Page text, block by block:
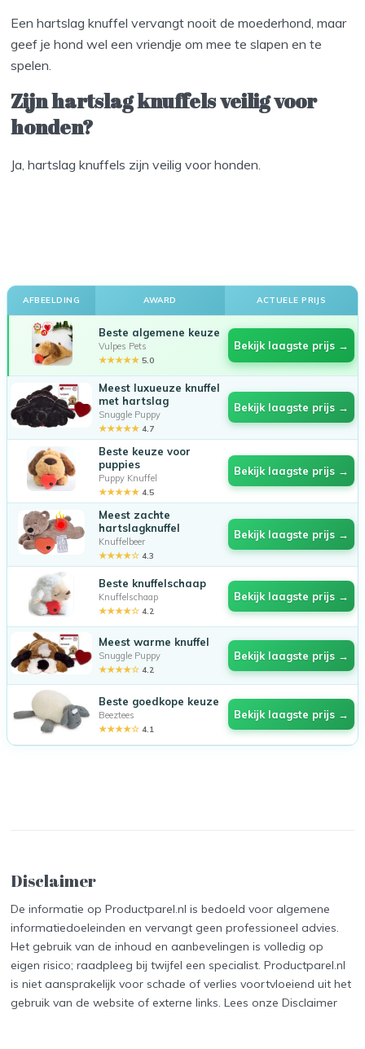
Een hartslag knuffel vervangt nooit de moederhond, maar
geef je hond wel een vriendje om mee te slapen en te
spelen.
Zijn hartslag knuffels veilig voor
honden?
Ja, hartslag knuffels zijn veilig voor honden.
AFBEELDING AWARD ACTUELE PRIJS
Beste algemene keuze
Vulpes Pets
★★★★★ 5.0
Bekijk laagste prijs →
Meest luxueuze knuffel
met hartslag
Snuggle Puppy
★★★★★ 4.7
Bekijk laagste prijs →
Beste keuze voor
puppies
Puppy Knuffel
★★★★★ 4.5
Bekijk laagste prijs →
Meest zachte
hartslagknuffel
Knuffelbeer
★★★★☆ 4.3
Bekijk laagste prijs →
Beste knuffelschaap
Knuffelschaap
★★★★☆ 4.2
Bekijk laagste prijs →
Meest warme knuffel
Snuggle Puppy
★★★★☆ 4.2
Bekijk laagste prijs →
Beste goedkope keuze
Beeztees
★★★★☆ 4.1
Bekijk laagste prijs →
Disclaimer
De informatie op Productparel.nl is bedoeld voor algemene
informatiedoeleinden en vervangt geen professioneel advies.
Het gebruik van de inhoud en aanbevelingen is volledig op
eigen risico; raadpleeg bij twijfel een specialist. Productparel.nl
is niet aansprakelijk voor schade of verlies voortvloeiend uit het
gebruik van de website of externe links. Lees onzeDisclaimer